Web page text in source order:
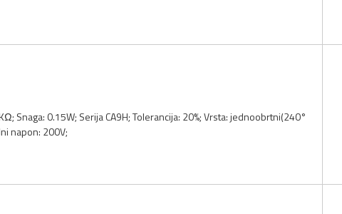
Snaga: 0.15W; Serija CA9H; Tolerancija: 20%; Vrsta: jednoobrtni(240°
napon: 200V;